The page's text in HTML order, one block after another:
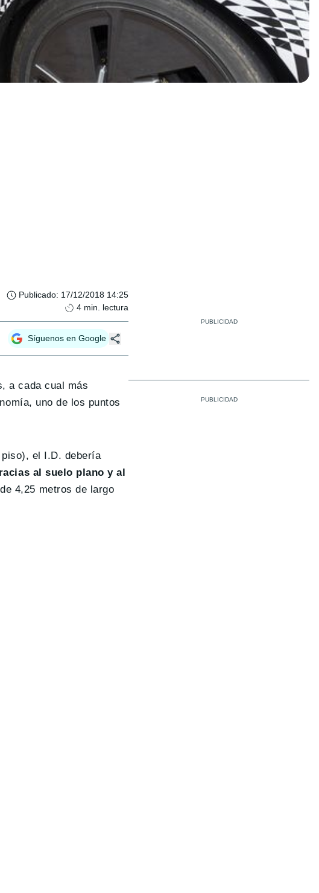
Publicado: 17/12/2018 14:25
4 min. lectura
Síguenos en Google
a cada cual más
uno de los puntos
el I.D. debería
al suelo plano y al
4,25 metros de largo